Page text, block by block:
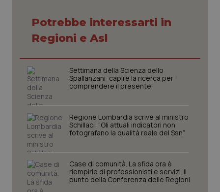
Potrebbe interessarti in
Regioni e Asl
Settimana della Scienza dello
Spallanzani: capire la ricerca per
comprendere il presente
Regione Lombardia scrive al ministro
Schillaci: “Gli attuali indicatori non
fotografano la qualità reale del Ssn”
Case di comunità. La sfida ora è
riempirle di professionisti e servizi. Il
punto della Conferenza delle Regioni
sito web abilitandone funzionalità di base quali la
protette del sito. Il sito web non è in grado di
funzionare correttamente senza questi cookie.
Nome
Fornitore/Dominio
VISITOR_PRIVACY_METADATA
YouTube
.youtube.com